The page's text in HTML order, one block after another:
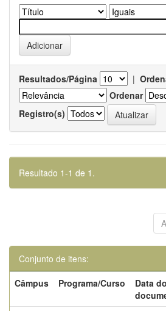
Resultados/Página |
Ordenar
Registro(s)
Resultado 1-1 de 1.
Conjunto de itens:
Câmpus
Programa/Curso
Data do